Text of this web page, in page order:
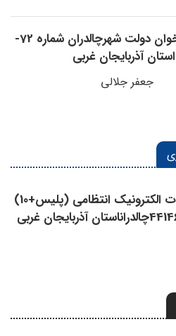
دفتر پیشخوان دولت شهرچالدران شماره 72-
جعفر جلالی
دفتر خدمات الکترونیک انتظامی (پلیس+10)